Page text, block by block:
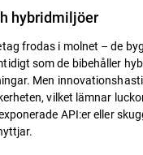
hybridmiljöer
frodas i molnet – de
som de bibehåller
Men
vilket lämnar
API:er eller